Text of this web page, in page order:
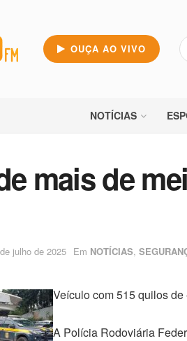
OUÇA AO VIVO
NOTÍCIAS
mais de
julho de 2025 Em NOTÍCIAS,
Veículo com 515 quilos
A Polícia Rodoviária